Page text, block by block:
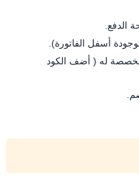
الدفع.
أسفل الفاتورة).
له ( أضف الكود